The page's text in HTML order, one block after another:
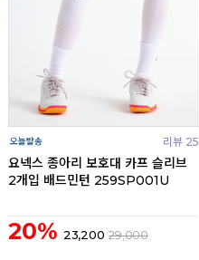
리뷰 25
요넥스 종아리 보호대 카프 슬리브
2개입 배드민턴 259SP001U
20% 23,200 29,000